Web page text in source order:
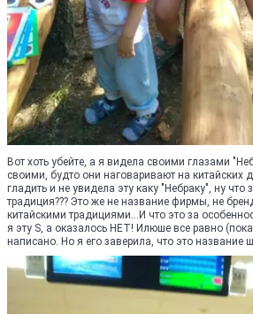
Вот хоть убейте, а я видела своими глазами
своими, будто они наговаривают на китайских
гладить и не увидела эту каку "Небраку", ну что
традиция??? Это же не название фирмы, не
китайскими традициями...И что это за
я эту S, а оказалось НЕТ! Илюше все равно
написано. Но я его заверила, что это название